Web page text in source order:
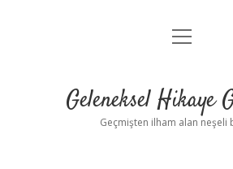
Anasayfa
Yasal Uyarı
menüyü
Geleneksel Hikaye
Geçmişten ilham alan neşeli